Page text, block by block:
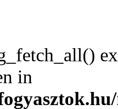
in